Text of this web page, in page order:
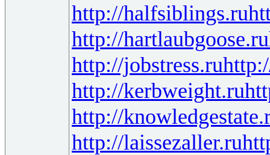
http://halfsiblings.ru
http://hartlaubgoose.ru
http://jobstress.ru
http://kerbweight.ru
http://
http://laissezaller.ru